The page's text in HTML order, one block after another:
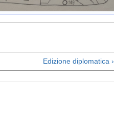
Edizione diplomatica ›